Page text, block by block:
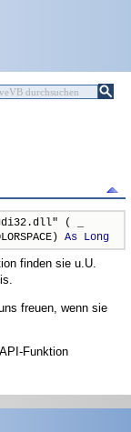
( _
As Long
finden sie u.U.
freuen, wenn sie
Funktion